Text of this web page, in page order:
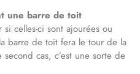
une barre de toit
celles-ci sont ajourées ou
barre de toit fera le tour de la
cas, c’est une sorte de